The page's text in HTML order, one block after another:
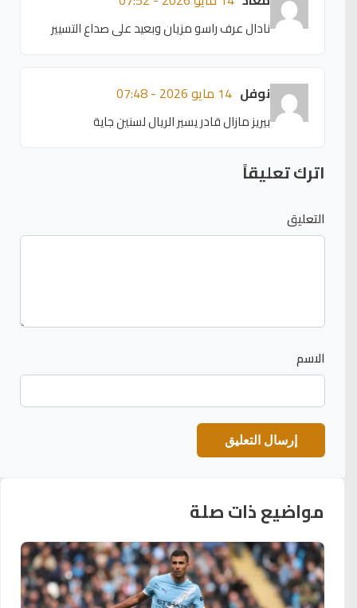
نادال عرف راسو مزيان وبعيد على صداع التسيير
نوفل 14 مايو 2026 - 07:48
بيريز مازال قادر يسير الريال لسنين جاية
اترك تعليقاً
التعليق
الاسم
مواضيع ذات صلة